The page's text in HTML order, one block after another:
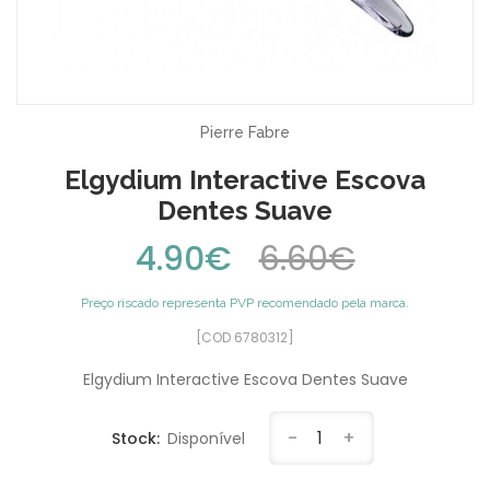
Pierre Fabre
Elgydium Interactive Escova
Dentes Suave
4.90€ 6.60€
Preço riscado representa PVP recomendado pela marca.
[COD 6780312]
Elgydium Interactive Escova Dentes Suave
Stock: Disponível - 1 +